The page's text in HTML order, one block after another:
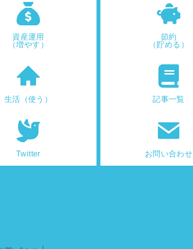
資産運用
（増やす）
節約
（貯める）
生活（使う） 記事一覧
Twitter お問い合わせ